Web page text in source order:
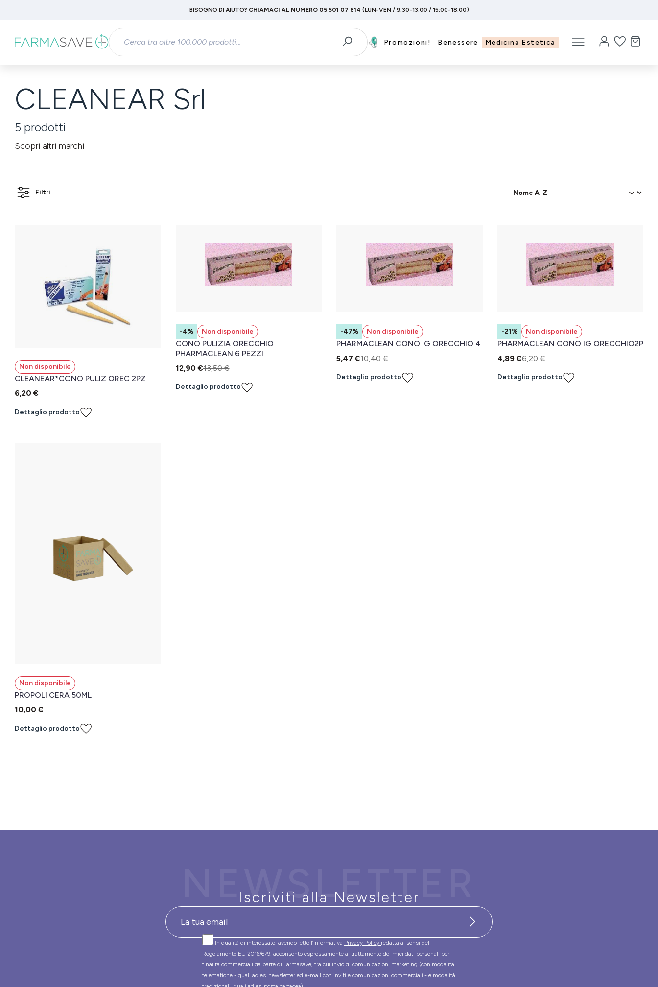
Passa alla navigazione principale
BISOGNO DI AIUTO? CHIAMACI AL NUMERO 05 501 07 814 (LUN-VEN / 9:30-13:00 / 15:00-18:00)
Promozioni! Benessere Medicina Estetica
CLEANEAR Srl
5 prodotti
Scopri altri marchi
Filtri
Non disponibile
CLEANEAR*CONO PULIZ OREC 2PZ
6,20 €
Dettaglio prodotto
-4% Non disponibile
CONO PULIZIA ORECCHIO
PHARMACLEAN 6 PEZZI
12,90 €13,50 €
Dettaglio prodotto
-47% Non disponibile
PHARMACLEAN CONO IG ORECCHIO 4
5,47 €10,40 €
Dettaglio prodotto
-21% Non disponibile
PHARMACLEAN CONO IG ORECCHIO2P
4,89 €6,20 €
Dettaglio prodotto
Non disponibile
PROPOLI CERA 50ML
10,00 €
Dettaglio prodotto
NEWSLETTER
Iscriviti alla Newsletter
In qualità di interessato, avendo letto l’informativa Privacy Policy redatta ai sensi del
Regolamento EU 2016/679, acconsento espressamente al trattamento dei miei dati personali per
finalità commerciali da parte di Farmasave, tra cui invio di comunicazioni marketing (con modalità
telematiche - quali ad es. newsletter ed e-mail con inviti e comunicazioni commerciali - e modalità